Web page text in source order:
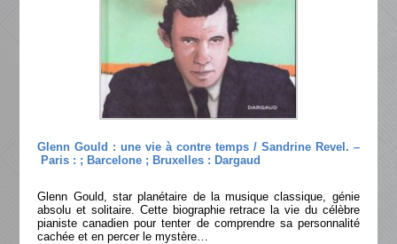
Glenn Gould : une vie à contre temps / Sandrine Revel. –
Paris : ; Barcelone ; Bruxelles : Dargaud
Glenn Gould, star planétaire de la musique classique, génie
absolu et solitaire. Cette biographie retrace la vie du célèbre
pianiste canadien pour tenter de comprendre sa personnalité
cachée et en percer le mystère…